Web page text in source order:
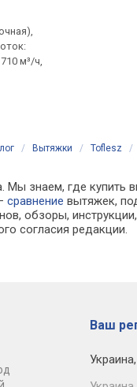
м³/ч,
/ Вытяжки / Toflesz /
знаем, где купить
сравнение вытяжек,
обзоры,
согласия редакции.
Ваш
Украина,